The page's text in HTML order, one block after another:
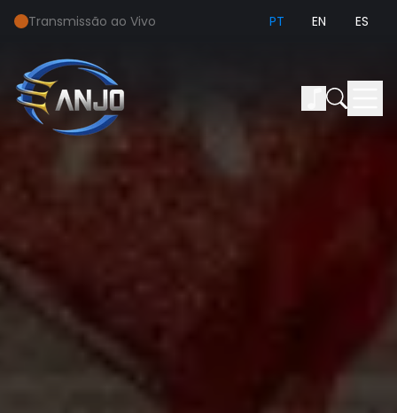
Transmissão ao Vivo PT EN ES